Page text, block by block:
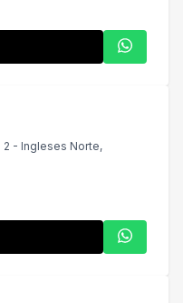
2 - Ingleses Norte,